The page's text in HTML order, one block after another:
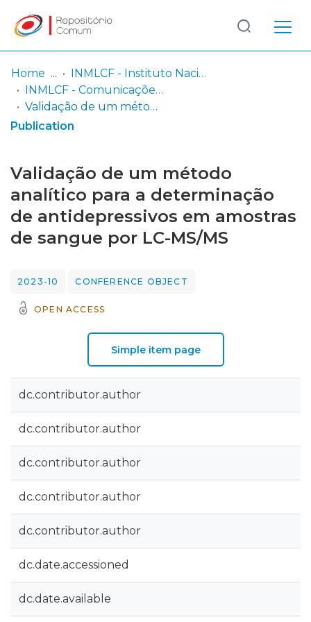
Communities
& Collections
Statistics
Log
In
(current)
Home
INMLCF - Instituto Nacional de Medicina Legal e Ciências Forenses, IP
INMLCF - Comunicações Científicas e Pósteres
Validação de um método analítico para a determinação de antidepressivos em amostras de sangue por LC-MS/MS
Publication
Validação de um método
analítico para a determinação
de antidepressivos em amostras
de sangue por LC-MS/MS
2023-10 CONFERENCE OBJECT
OPEN ACCESS
Simple item page
dc.contributor.author
dc.contributor.author
dc.contributor.author
dc.contributor.author
dc.contributor.author
dc.date.accessioned
dc.date.available